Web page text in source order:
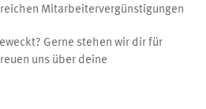
Mitarbeitervergünstigungen
Gerne stehen wir dir für
uns über deine